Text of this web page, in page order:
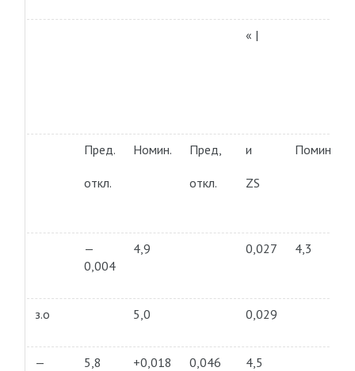
« |
Пред.
откл.
Номин. Пред,
откл.
и
ZS
Помин.
—
0,004
4,9 0,027 4,3
з.о 5,0 0,029
—
5,8 +0,018 0,046 4,5